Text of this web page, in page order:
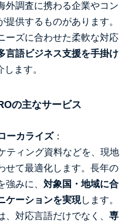
外調査に携わる企業やコン
供するものがあります。
ーズに合わせた柔軟な対応
言語ビジネス支援を手掛け
ます。
の主なサービス
ーカライズ：
ティング資料などを、現地
せて最適化します。長年の
みに、 対象国・地域に合
ケーションを実現します。
対応言語だけでなく、 専